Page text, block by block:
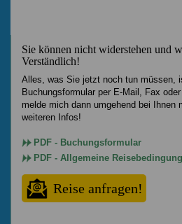
Sie können nicht widerstehen und
Verständlich!
Alles, was Sie jetzt noch tun müssen,
Buchungsformular per E-Mail, Fax
melde mich dann umgehend bei Ihnen
weiteren Infos!
PDF - Buchungsformular
PDF - Allgemeine
Reise anfragen!